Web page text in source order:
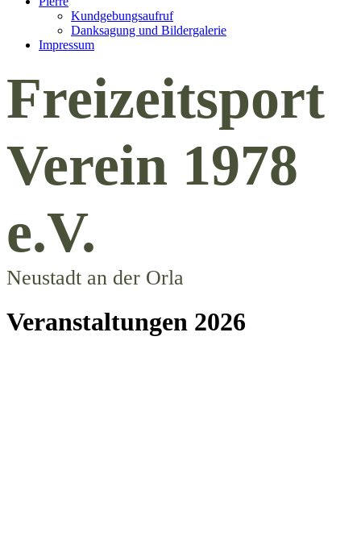
Kundgebungsaufruf
Danksagung und Bildergalerie
Impressum
Freizeitsport
Verein 1978
e.V.
Neustadt an der Orla
Veranstaltungen 2026